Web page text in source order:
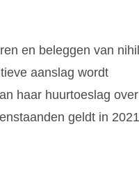
en beleggen van
aanslag wordt
haar huurtoeslag over
geldt in 2021